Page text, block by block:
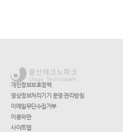
개인정보보호정책
영상정보처리기기 운영·관리방침
이메일무단수집거부
이용약관
사이트맵